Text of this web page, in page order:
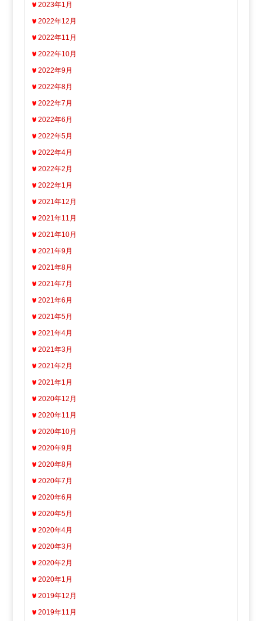
2023年1月
2022年12月
2022年11月
2022年10月
2022年9月
2022年8月
2022年7月
2022年6月
2022年5月
2022年4月
2022年2月
2022年1月
2021年12月
2021年11月
2021年10月
2021年9月
2021年8月
2021年7月
2021年6月
2021年5月
2021年4月
2021年3月
2021年2月
2021年1月
2020年12月
2020年11月
2020年10月
2020年9月
2020年8月
2020年7月
2020年6月
2020年5月
2020年4月
2020年3月
2020年2月
2020年1月
2019年12月
2019年11月